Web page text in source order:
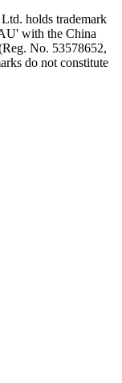
holds trademark
with the China
No. 53578652,
do not constitute